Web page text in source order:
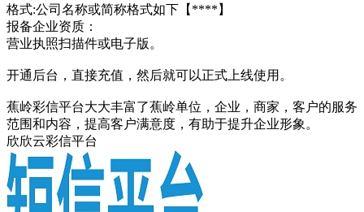
格式:公司名称或简称格式如下【****】
报备企业资质：
营业执照扫描件或电子版。
开通后台，直接充值，然后就可以正式上线使用。
蕉岭彩信平台大大丰富了蕉岭单位，企业，商家，客户的服务
范围和内容，提高客户满意度，有助于提升企业形象。
欣欣云彩信平台